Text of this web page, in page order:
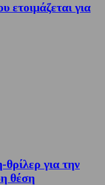
για
για την
θέση